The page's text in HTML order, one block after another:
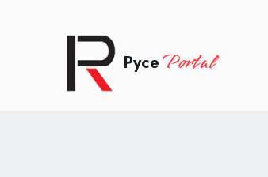
Русе Portal